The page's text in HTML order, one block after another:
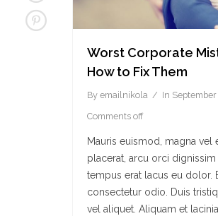
Worst Corporate
How to Fix Them
By emailnikola In September
Comments off
Mauris euismod, magna vel
placerat, arcu orci dignissim
tempus erat lacus eu dolor.
consectetur odio. Duis
vel aliquet. Aliquam et